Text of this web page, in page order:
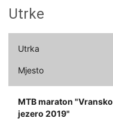
Utrke
Utrka
Mjesto
MTB maraton "Vransko
jezero 2019"